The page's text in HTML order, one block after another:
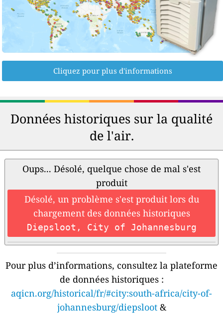
Cliquez pour plus d'informations
Données historiques sur la qualité
de l'air.
Oups... Désolé, quelque chose de mal s'est
produit
Désolé, un problème s'est produit lors du
chargement des données historiques
Diepsloot, City of Johannesburg
Pour plus d’informations, consultez la plateforme
de données historiques :
aqicn.org/historical/fr/#city:south-africa/city-of-
johannesburg/diepsloot&